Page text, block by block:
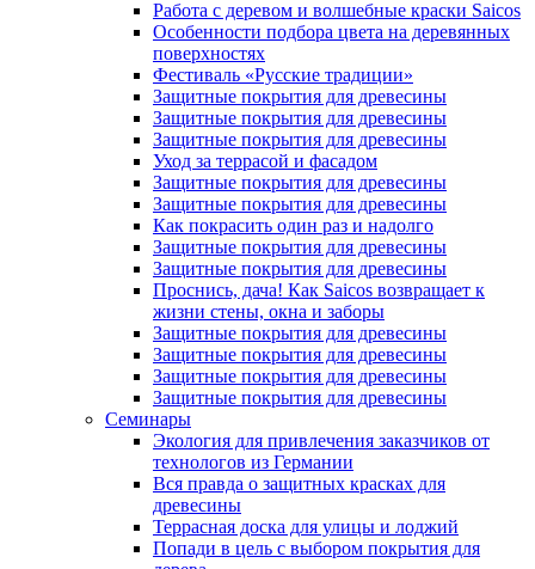
Работа с деревом и волшебные краски Saicos
Особенности подбора цвета на деревянных
поверхностях
Фестиваль «Русские традиции»
Защитные покрытия для древесины
Защитные покрытия для древесины
Защитные покрытия для древесины
Уход за террасой и фасадом
Защитные покрытия для древесины
Защитные покрытия для древесины
Как покрасить один раз и надолго
Защитные покрытия для древесины
Защитные покрытия для древесины
Проснись, дача! Как Saicos возвращает к
жизни стены, окна и заборы
Защитные покрытия для древесины
Защитные покрытия для древесины
Защитные покрытия для древесины
Защитные покрытия для древесины
Семинары
Экология для привлечения заказчиков от
технологов из Германии
Вся правда о защитных красках для
древесины
Террасная доска для улицы и лоджий
Попади в цель с выбором покрытия для